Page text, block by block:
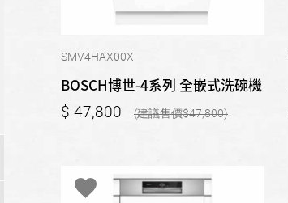
SMV4HAX00X
BOSCH博世-4系列 全嵌式洗碗機
47,800 47,800